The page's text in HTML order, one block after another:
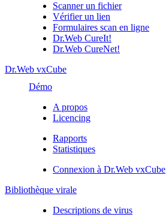
Scanner un fichier
Vérifier un lien
Formulaires scan en ligne
Dr.Web CureIt!
Dr.Web CureNet!
Dr.Web vxCube
Démo
A propos
Licencing
Rapports
Statistiques
Connexion à Dr.Web vxCube
Bibliothèque virale
Descriptions de virus